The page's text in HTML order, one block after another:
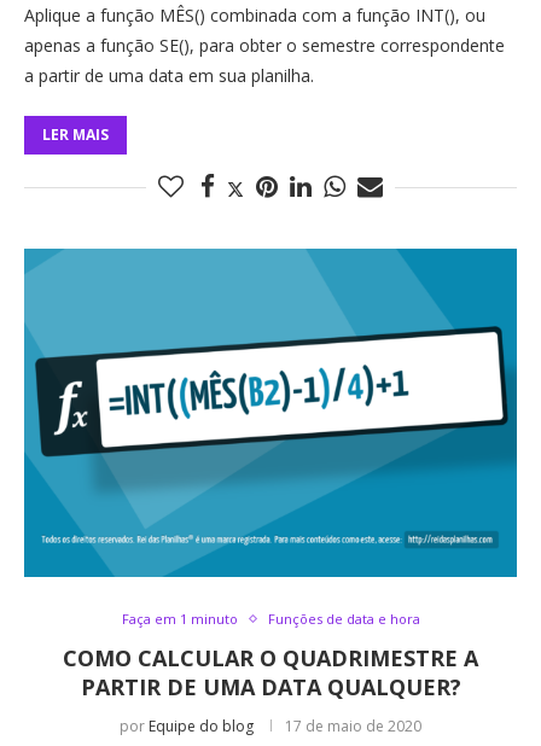
Aplique a função MÊS() combinada com a função INT(), ou
apenas a função SE(), para obter o semestre correspondente
a partir de uma data em sua planilha.
LER MAIS
Faça em 1 minuto Funções de data e hora
COMO CALCULAR O QUADRIMESTRE A
PARTIR DE UMA DATA QUALQUER?
por Equipe do blog 17 de maio de 2020